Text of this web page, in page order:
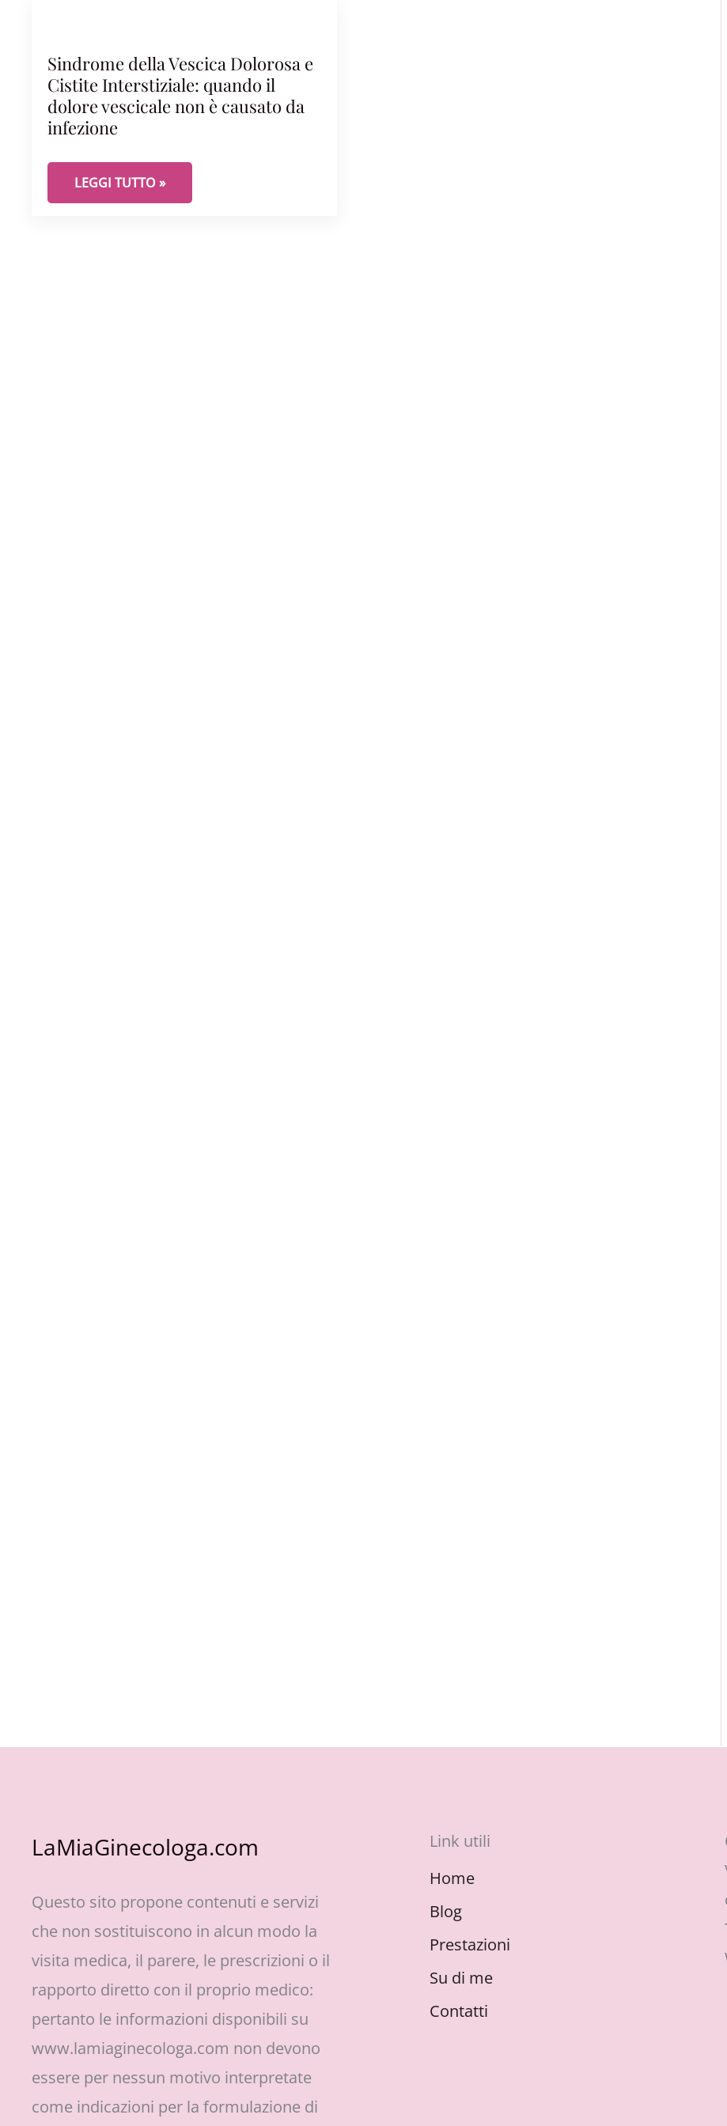
Sindrome della Vescica Dolorosa e
Cistite Interstiziale: quando il
dolore vescicale non è causato da
infezione
SINDROME DELLA VESCICA DOLOROSA E CISTITE INTERSTIZIALE: QUANDO IL DOLORE VESCICALE NON È
LEGGI TUTTO »
LaMiaGinecologa.com
Questo sito propone contenuti e servizi
che non sostituiscono in alcun modo la
visita medica, il parere, le prescrizioni o il
rapporto diretto con il proprio medico:
pertanto le informazioni disponibili su
www.lamiaginecologa.com non devono
essere per nessun motivo interpretate
come indicazioni per la formulazione di
Link utili
Home
Blog
Prestazioni
Su di me
Contatti